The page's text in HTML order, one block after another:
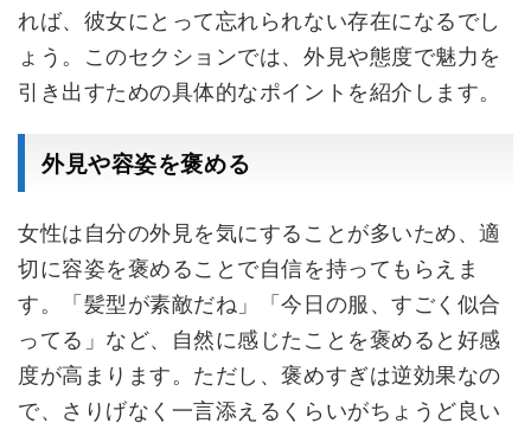
れば、彼女にとって忘れられない存在になるでし
ょう。このセクションでは、外見や態度で魅力を
引き出すための具体的なポイントを紹介します。
外見や容姿を褒める
女性は自分の外見を気にすることが多いため、適
切に容姿を褒めることで自信を持ってもらえま
す。「髪型が素敵だね」「今日の服、すごく似合
ってる」など、自然に感じたことを褒めると好感
度が高まります。ただし、褒めすぎは逆効果なの
で、さりげなく一言添えるくらいがちょうど良い